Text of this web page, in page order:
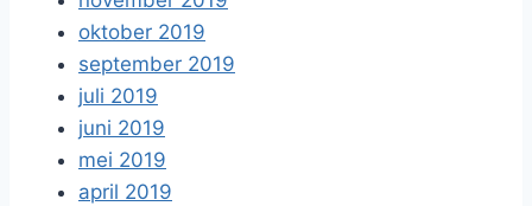
oktober 2019
september 2019
juli 2019
juni 2019
mei 2019
april 2019